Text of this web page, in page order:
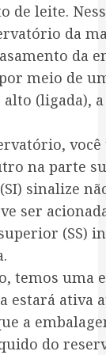
de leite.
da
da
meio de
(ligada),
você
na parte
sinalize
ser
(SS)
temos uma
estará ativa
a
do